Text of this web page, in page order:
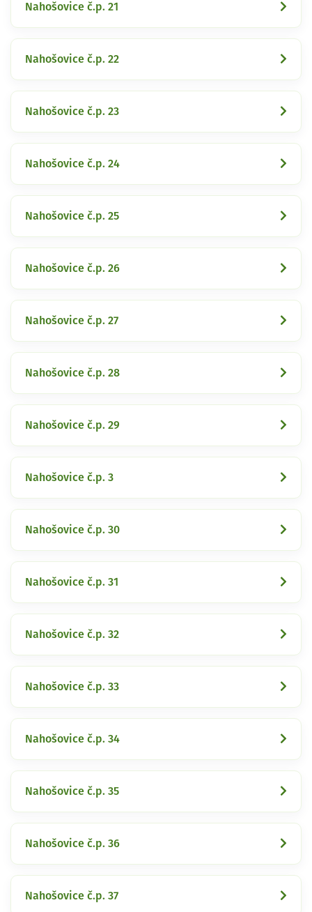
Nahošovice č.p. 21
Nahošovice č.p. 22
Nahošovice č.p. 23
Nahošovice č.p. 24
Nahošovice č.p. 25
Nahošovice č.p. 26
Nahošovice č.p. 27
Nahošovice č.p. 28
Nahošovice č.p. 29
Nahošovice č.p. 3
Nahošovice č.p. 30
Nahošovice č.p. 31
Nahošovice č.p. 32
Nahošovice č.p. 33
Nahošovice č.p. 34
Nahošovice č.p. 35
Nahošovice č.p. 36
Nahošovice č.p. 37